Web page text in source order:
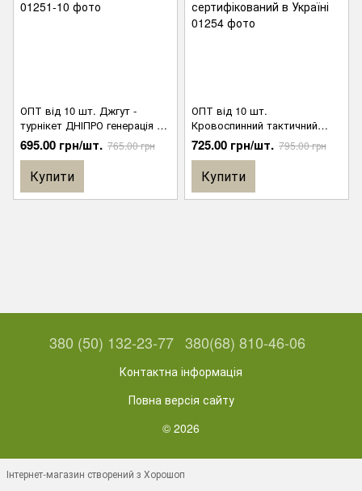
ОПТ від 10 шт. Джгут -
турнікет ДНІПРО генерація 2
з металевим воротком,
оригінал, сертифікований
695.00 грн/шт. 765.00 грн
Купити
ОПТ від 10 шт.
Кровоспинний тактичний
джгут - турнікет СІЧ, SICH-
TOURNIQUET, оригінал,
сертифікований в Україні
725.00 грн/шт. 795.00 грн
Купити
380 (50) 132-23-77 380(68) 810-46-06
Контактна інформація
Повна версія сайту
© 2026
Інтернет-магазин створений з Хорошоп